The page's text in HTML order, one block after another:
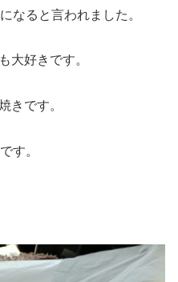
なると言われました。
大好きです。
きです。
す。